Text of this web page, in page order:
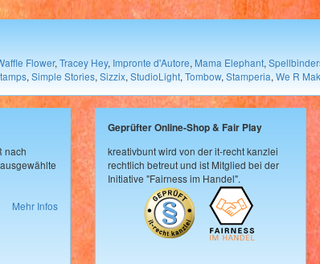
Flower, Tracey Hey, Impronte d'Autore, Mama Elephant,
, Simple Stories, Sizzix, StudioLight, Tombow, Stamperia, We R
nach
Mehr Infos
Geprüfter Online-Shop & Fair Play
kreativbunt wird von der it-recht kanzlei
rechtlich betreut und ist Mitglied bei der
Initiative "Fairness im Handel".